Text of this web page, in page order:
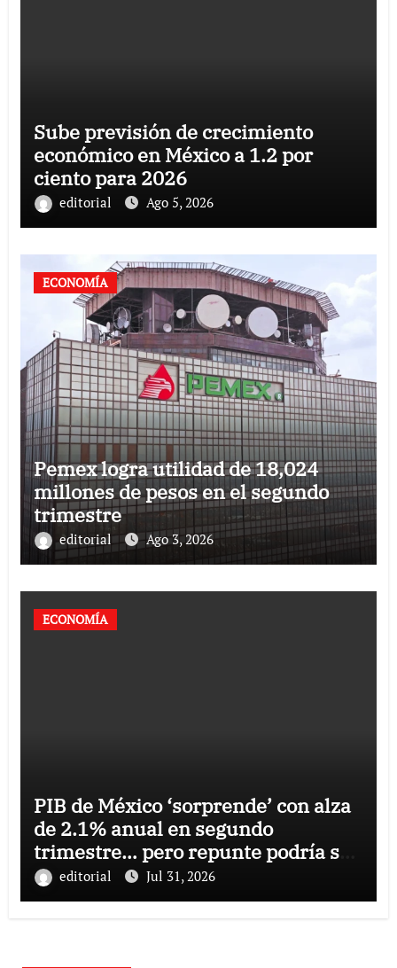
Sube previsión de crecimiento
económico en México a 1.2 por
ciento para 2026
editorial Ago 5, 2026
ECONOMÍA
Pemex logra utilidad de 18,024
millones de pesos en el segundo
trimestre
editorial Ago 3, 2026
ECONOMÍA
PIB de México ‘sorprende’ con alza
de 2.1% anual en segundo
trimestre… pero repunte podría ser
temporal
editorial Jul 31, 2026